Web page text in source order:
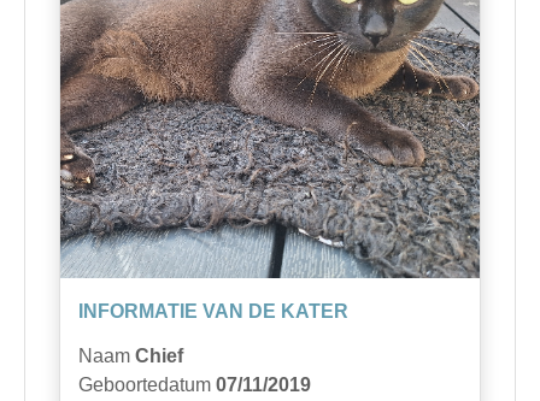
INFORMATIE VAN DE KATER
Naam Chief
Geboortedatum 07/11/2019